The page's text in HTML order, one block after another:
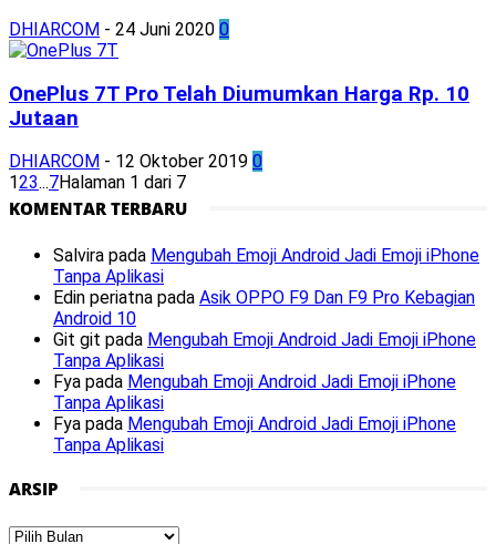
DHIARCOM - 24 Juni 2020 0
OnePlus 7T Pro Telah Diumumkan Harga Rp. 10
Jutaan
DHIARCOM - 12 Oktober 2019 0
123...7Halaman 1 dari 7
KOMENTAR TERBARU
Salvira pada Mengubah Emoji Android Jadi Emoji iPhone
Tanpa Aplikasi
Edin periatna pada Asik OPPO F9 Dan F9 Pro Kebagian
Android 10
Git git pada Mengubah Emoji Android Jadi Emoji iPhone
Tanpa Aplikasi
Fya pada Mengubah Emoji Android Jadi Emoji iPhone
Tanpa Aplikasi
Fya pada Mengubah Emoji Android Jadi Emoji iPhone
Tanpa Aplikasi
ARSIP
Arsip